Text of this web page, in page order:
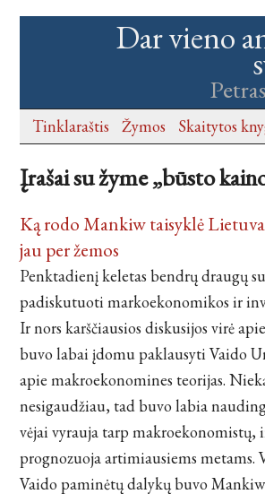
Dar vieno
Tinklaraštis Žymos Skaitytos
Įrašai su žyme „būsto
Ką rodo Mankiw taisyklė
jau per žemos
Penktadienį keletas bendrų draugų
padiskutuoti markoekonomikos ir
Ir nors karščiausios diskusijos virė
buvo labai įdomu paklausyti Vaido
apie makroekonomines teorijas.
nesigaudžiau, tad buvo labia
vėjai vyrauja tarp makroekonomistų,
prognozuoja artimiausiems metams.
Vaido paminėtų dalykų buvo